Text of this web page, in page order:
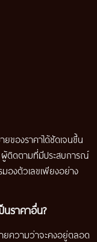
ยของราคาได้ชัดเจนขึ้น
ผู้ติดตามที่มีประสบการณ์
งตัวเลขเพียงอย่าง
นราคาอื่น?
ยความว่าจะคงอยู่ตลอด